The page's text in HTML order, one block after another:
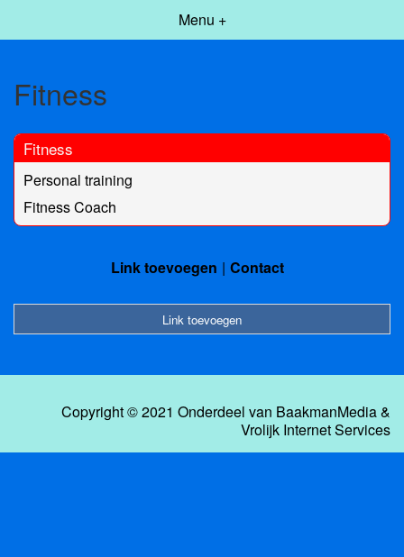
Menu +
Fitness
Fitness
Personal training
Fitness Coach
Link toevoegen Contact
Link toevoegen
Copyright © 2021 Onderdeel van BaakmanMedia&
Vrolijk Internet Services